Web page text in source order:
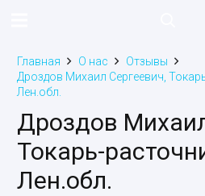
Главная О нас
Отзывы
Дроздов Михаил Сергеевич,
Лен.обл.
Дроздов
Токарь-
Лен.обл.